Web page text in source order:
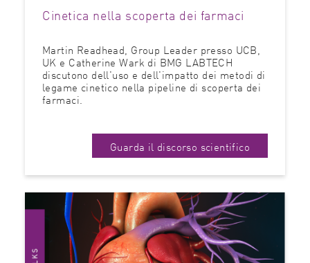
Cinetica nella scoperta dei farmaci
Martin Readhead, Group Leader presso UCB,
UK e Catherine Wark di BMG LABTECH
discutono dell'uso e dell'impatto dei metodi di
legame cinetico nella pipeline di scoperta dei
farmaci.
Guarda il discorso scientifico